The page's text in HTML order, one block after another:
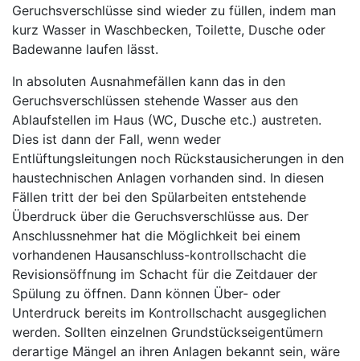
Geruchsverschlüsse sind wieder zu füllen, indem man
kurz Wasser in Waschbecken, Toilette, Dusche oder
Badewanne laufen lässt.
In absoluten Ausnahmefällen kann das in den
Geruchsverschlüssen stehende Wasser aus den
Ablaufstellen im Haus (WC, Dusche etc.) austreten.
Dies ist dann der Fall, wenn weder
Entlüftungsleitungen noch Rückstausicherungen in den
haustechnischen Anlagen vorhanden sind. In diesen
Fällen tritt der bei den Spülarbeiten entstehende
Überdruck über die Geruchsverschlüsse aus. Der
Anschlussnehmer hat die Möglichkeit bei einem
vorhandenen Hausanschluss-kontrollschacht die
Revisionsöffnung im Schacht für die Zeitdauer der
Spülung zu öffnen. Dann können Über- oder
Unterdruck bereits im Kontrollschacht ausgeglichen
werden. Sollten einzelnen Grundstückseigentümern
derartige Mängel an ihren Anlagen bekannt sein, wäre